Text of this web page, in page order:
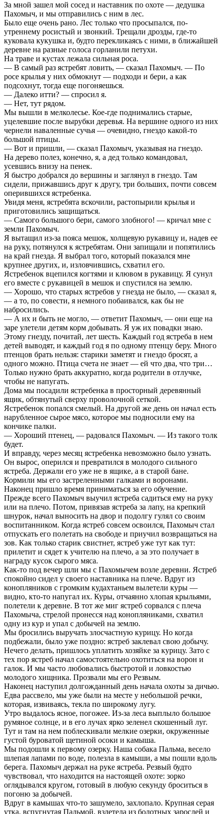
За мной зашел мой сосед и наставник по охоте — дедушка
Пахомыч, и мы отправились с ним в лес.
Было еще очень рано. Лес только что просыпался, по-
утреннему росистый и звонкий. Трещали дрозды, где-то
куковала кукушка и, будто перекликаясь с ними, в ближайшей
деревне на разные голоса горланили петухи.
На траве и кустах лежала сильная роса.
— В самый раз ястребят ловить, — сказал Пахомыч. — По
росе крылья у них обмокнут — подходи и бери, а как
подсохнут, тогда еще погоняешься.
— Далеко итти? — спросил я.
— Нет, тут рядом.
Мы вышли в мелколесье. Кое-где поднимались старые,
уцелевшие после вырубки деревья. На вершине одного из них
чернели наваленные сучья — очевидно, гнездо какой-то
большой птицы.
— Вот и пришли, — сказал Пахомыч, указывая на гнездо.
На дерево полез, конечно, я, а дед только командовал,
усевшись внизу на пенек.
Я быстро добрался до вершины и заглянул в гнездо. Там
сидели, прижавшись друг к другу, три больших, почти совсем
оперившихся ястребенка.
Увидя меня, ястребята вскочили, растопырили крылья и
приготовились защищаться.
— Самого большого бери, самого злобного! — кричал мне с
земли Пахомыч.
Я вытащил из-за пояса мешок, холщевую рукавицу и, надев ее
на руку, потянулся к ястребятам. Они запищали и попятились
на край гнезда. Я выбрал того, который показался мне
крупнее других, и, изловчившись, схватил его.
Ястребенок вцепился когтями и клювом в рукавицу. Я сунул
его вместе с рукавицей в мешок и спустился на землю.
— Хорошо, что старых ястребов у гнезда не было, — сказал я,
— а то, по совести, я немного побаивался, как бы не
набросились.
— А их и быть не могло, — ответит Пахомыч, — они еще на
заре улетели детям корм добывать. Я уж их повадки знаю.
Этому гнезду, почитай, лет шесть. Каждый год ястреба в нем
детей выводят, и каждый год я по одному птенцу беру. Много
птенцов брать нельзя: старики заметят и гнездо бросят, а
одного можно. Птица счета не знает — ей что два, что три…
Только нужно брать аккуратно, когда родители в отлучке,
чтобы не напугать.
Дома мы посадили ястребенка в просторный деревянный
ящик, обтянутый сверху проволочной сеткой.
Ястребенок попался смелый. На другой же день он начал есть
нарубленное сырое мясо, которое мы подносили ему на
кончике палки.
— Хороший птенец, — радовался Пахомыч. — Из такого толк
будет.
И вправду, через месяц ястребенка невозможно было узнать.
Он вырос, оперился и превратился в молодого сильного
ястреба. Держали его уже не в ящике, а в старой бане.
Кормили мы его застреленными галками и воронами.
Наконец пришло время приниматься за его обучение.
Прежде всего Пахомыч выучил ястреба садиться ему на руку
или на плечо. Потом, привязав ястреба за лапу, на крепкий
шнурок, начал выносить на двор и подолгу гулял со своим
воспитанником. Когда ястреб совсем освоился, Пахомыч стал
отпускать его полетать на свободе и приучил возвращаться на
зов. Как только старик свистнет, ястреб уже тут как тут:
прилетит и сядет к учителю на плечо, а за это получает в
награду кусок сырого мяса.
Как-то под вечер шли мы с Пахомычем возле деревни. Ястреб
спокойно сидел у своего наставника на плече. Вдруг из
конопляников с громким кудахтаньем вылетели куры —
видно, кто-то напугал их. Куры, отчаянно хлопая крыльями,
полетели к деревне. В тот же миг ястреб сорвался с плеча
Пахомыча, стрелой пронесся над конопляниками, схватил
одну из кур и упал с добычей на землю.
Мы бросились выручать злосчастную курицу. Но когда
подбежали, было уже поздно: ястреб заклевал свою добычу.
Нечего делать, пришлось уплатить хозяйке за курицу. Зато с
тех пор ястреб начал самостоятельно охотиться на ворон и
галок. И мы часто любовались быстротой и ловкостью
молодого хищника. Прозвали мы его Резвым.
Наконец наступил долгожданный день начала охоты за дичью.
Едва рассвело, мы уже были на месте у небольшой речки,
которая, извиваясь, текла по широкому лугу.
Утро выдалось ясное, погожее. Из-за леса выплыло большое
румяное солнце, и в его лучах ярко зеленел скошенный луг.
Тут и там на нем поблескивали мелкие озерки, окруженные
густой буроватой щетиной осоки и камыша.
Мы подошли к первому озерку. Наша собака Пальма, весело
шлепая лапами по воде, полезла в камыши, а мы пошли вдоль
берега. Пахомыч держал на руке ястреба. Резвый будто
чувствовал, что находится на настоящей охоте: зорко
оглядывался кругом, готовый в любую секунду броситься в
погоню за добычей.
Вдруг в камышах что-то зашумело, захлопало. Крупная серая
утка, вспугнутая Пальмой, взлетела из болотных зарослей и